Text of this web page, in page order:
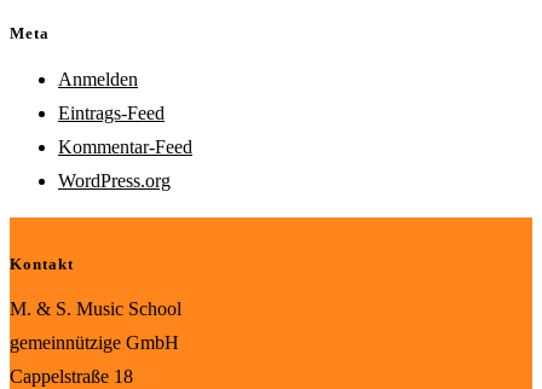
Meta
Anmelden
Eintrags-Feed
Kommentar-Feed
WordPress.org
Kontakt
M. & S. Music School
gemeinnützige GmbH
Cappelstraße 18